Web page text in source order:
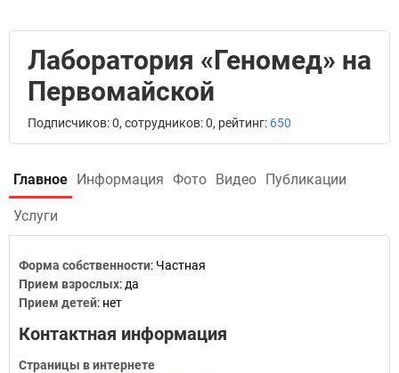
Лаборатория «Геномед» на
Первомайской
Подписчиков: 0, сотрудников: 0, рейтинг: 650
Главное Информация Фото Видео Публикации
Услуги
Форма собственности: Частная
Прием взрослых: да
Прием детей: нет
Контактная информация
Страницы в интернете